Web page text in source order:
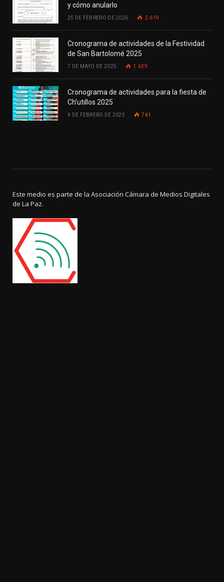
y cómo anularlo
25 DE FEBRERO DE 2026 2.619
Cronograma de actividades de la Festividad
de San Bartolomé 2025
7 DE MAYO DE 2025 1.639
Cronograma de actividades para la fiesta de
Ch’utillos 2025
4 DE FEBRERO DE 2025 761
Este medio es parte de la Asociación Cámara de Medios Digitales
de La Paz.